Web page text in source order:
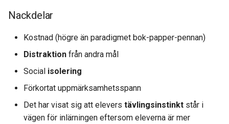
Nackdelar
Kostnad (högre än paradigmet bok-papper-pennan)
Distraktion från andra mål
Social isolering
Förkortat uppmärksamhetsspann
Det har visat sig att elevers tävlingsinstinkt står i
vägen för inlärningen eftersom eleverna är mer